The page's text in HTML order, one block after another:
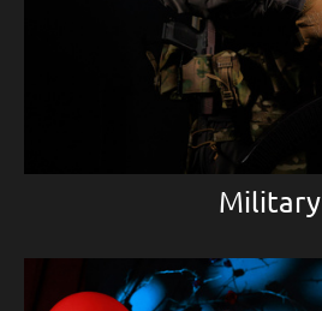
Military